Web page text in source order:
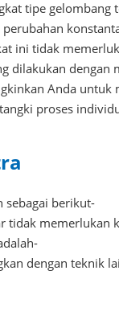
tipe
perubahan
ini tidak
dilakukan dengan
Anda untuk
proses
sebagai berikut-
tidak memerlukan
dengan teknik